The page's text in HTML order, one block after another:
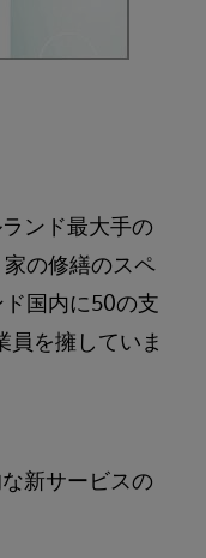
ンド最大手の
の修繕のスペ
国内に50の支
員を擁していま
新サービスの